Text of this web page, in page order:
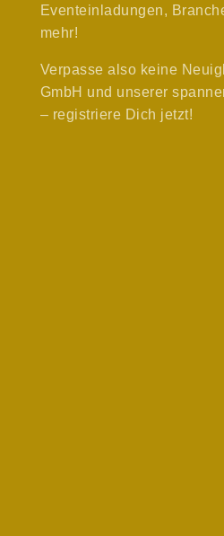
Eventeinladungen,
mehr!
Verpasse also keine
GmbH und unserer
– registriere Dich jetzt!